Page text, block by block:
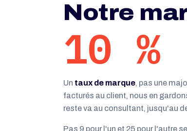
Notre
10 %
Un taux de marque, pas une
facturés au client, nous en
reste va au consultant, jusqu'au
Pas 9 pour l'un et 25 pour l'autre